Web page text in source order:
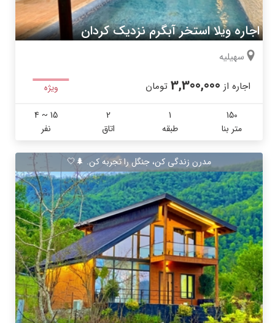
اجاره ویلا استخر آبگرم نزدیک کردان
سهیلیه
اجاره از 3,300,000 تومان ویژه
150
متر بنا
1
طبقه
2
اتاق
4 ~ 15
نفر
مدرن زندگی کن، جنگل را تجربه کن. 🌲🤍